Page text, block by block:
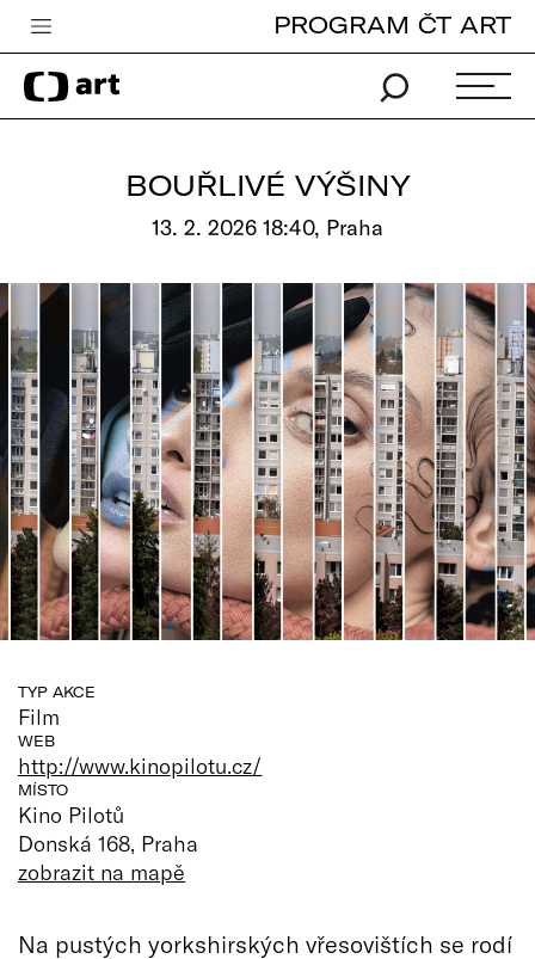
Česká televize
Zpravodajství
Pro děti
edu
Vše o ČT
PROGRAM ČT ART
BOUŘLIVÉ VÝŠINY
13. 2. 2026 18:40, Praha
TYP AKCE
Film
WEB
http://www.kinopilotu.cz/
MÍSTO
Kino Pilotů
Donská 168, Praha
zobrazit na mapě
Na pustých yorkshirských vřesovištích se rodí